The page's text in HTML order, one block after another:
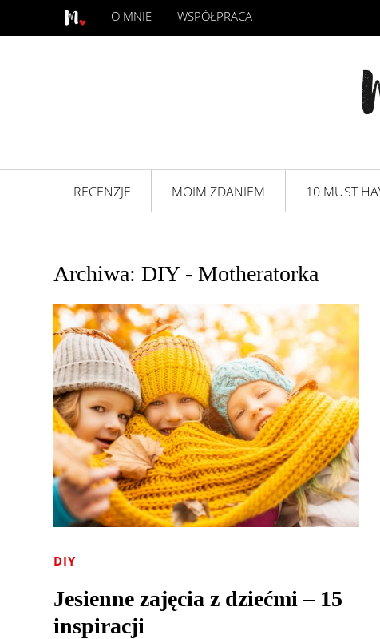
O MNIE WSPÓŁPRACA
RECENZJE MOIM ZDANIEM 10 MUST
Archiwa: DIY - Motheratorka
DIY
Jesienne zajęcia z dziećmi – 15
inspiracji